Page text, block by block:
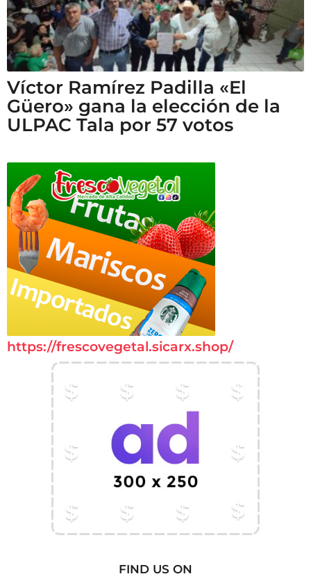
Víctor Ramírez Padilla «El
Güero» gana la elección de la
ULPAC Tala por 57 votos
https://frescovegetal.sicarx.shop/
FIND US ON